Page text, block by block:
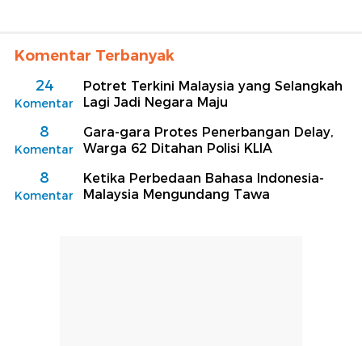
Komentar Terbanyak
24
Komentar
Potret Terkini Malaysia yang Selangkah
Lagi Jadi Negara Maju
8
Komentar
Gara-gara Protes Penerbangan Delay,
Warga 62 Ditahan Polisi KLIA
8
Komentar
Ketika Perbedaan Bahasa Indonesia-
Malaysia Mengundang Tawa